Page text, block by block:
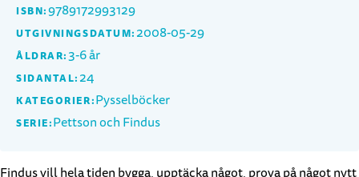
ISBN:9789172993129
UTGIVNINGSDATUM: 2008-05-29
ÅLDRAR:3-6 år
SIDANTAL: 24
KATEGORIER:Pysselböcker
SERIE:Pettson och Findus
Findus vill hela tiden bygga, upptäcka något, prova på något nytt